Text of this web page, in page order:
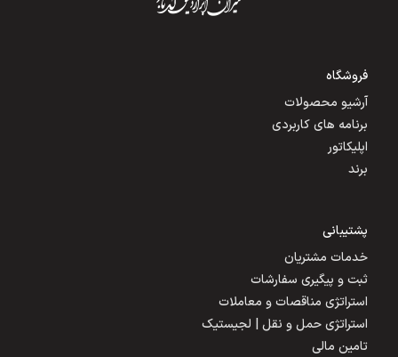
فروشگاه
آرشیو محصولات
برنامه های کاربردی
اپلیکاتور
برند
پشتیبانی
خدمات مشتریان
ثبت و پیگیری سفارشات
استراتژی مناقصات و معاملات
استراتژی حمل و نقل | لجیستیک
تامین مالی